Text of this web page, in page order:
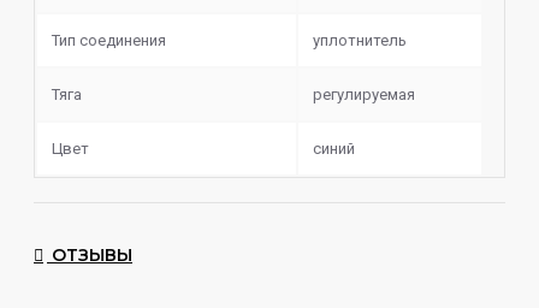
Дифузор
Тип соединения уплотнитель
Тяга регулируемая
Цвет синий
ОТЗЫВЫ